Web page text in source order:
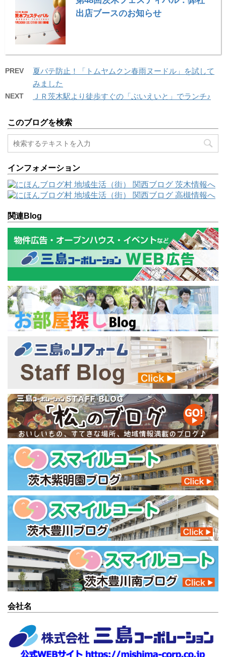
出店ブースのお知らせ
PREV
夏バテ防止！「トムヤムクン春雨ヌードル」を試して
みました
NEXT ＪＲ茨木駅より徒歩すぐの「ぶいえいと」でランチ♪
このブログを検索
インフォメーション
関連Blog
会社名